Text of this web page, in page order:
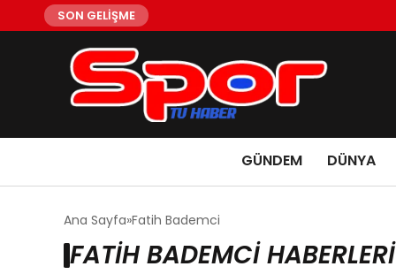
SON GELİŞME
GÜNDEM DÜNYA
Ana Sayfa Fatih Bademci
FATIH BADEMCI HABERLERI